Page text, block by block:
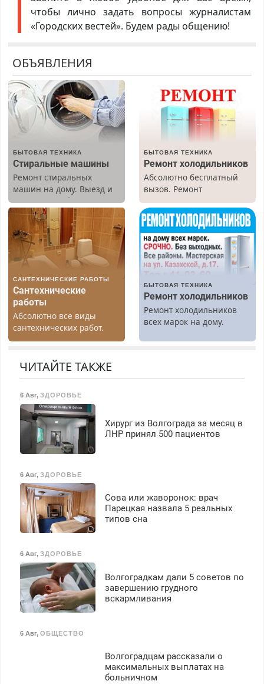
чтобы лично задать вопросы журналистам
«Городских вестей». Будем рады общению!
ОБЪЯВЛЕНИЯ
БЫТОВАЯ ТЕХНИКА
Стиральные машины
Ремонт стиральных
машин на дому. Выезд и
диагностика бесплатно.
Предусмотрены скидки.
БЫТОВАЯ ТЕХНИКА
Ремонт холодильников
Абсолютно бесплатный
вызов. Ремонт
холодильников всех
марок на дому, с
гарантией. Все р-ны.
Срочно. Без выходных.
Пенсионерам – скидки до
40%. Мастер со стажем.
САНТЕХНИЧЕСКИЕ РАБОТЫ
Сантехнические
работы
Абсолютно все виды
сантехнических работ.
Быстро. Качественно.
БЫТОВАЯ ТЕХНИКА
Ремонт холодильников
Ремонт холодильников
всех марок на дому.
ЧИТАЙТЕ ТАКЖЕ
6 Авг, ЗДОРОВЬЕ
Хирург из Волгограда за месяц в
ЛНР принял 500 пациентов
6 Авг, ЗДОРОВЬЕ
Сова или жаворонок: врач
Парецкая назвала 5 реальных
типов сна
6 Авг, ЗДОРОВЬЕ
Волгоградкам дали 5 советов по
завершению грудного
вскармливания
6 Авг, ОБЩЕСТВО
Волгоградцам рассказали о
максимальных выплатах на
больничном